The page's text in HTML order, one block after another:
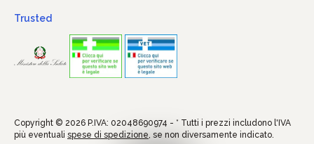
Trusted
Copyright © 2026 P.IVA: 02048690974 - * Tutti i prezzi includono l'IVA
più eventuali spese di spedizione, se non diversamente indicato.